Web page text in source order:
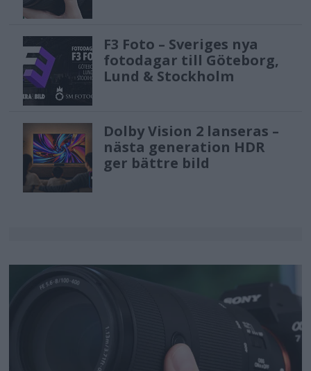
F3 Foto – Sveriges nya
fotodagar till Göteborg,
Lund & Stockholm
Dolby Vision 2 lanseras –
nästa generation HDR
ger bättre bild